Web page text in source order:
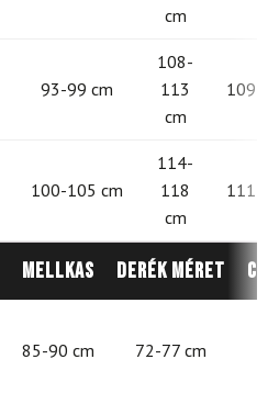
cm
93-99 cm
108-
113
cm
109
100-105 cm
114-
118
cm
111
Mellkas Derék méret
85-90 cm 72-77 cm